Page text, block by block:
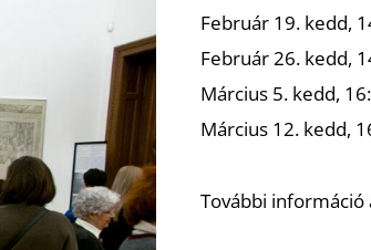
Február 19. kedd,
Február 26. kedd,
Március 5. kedd,
Március 12. kedd,
További